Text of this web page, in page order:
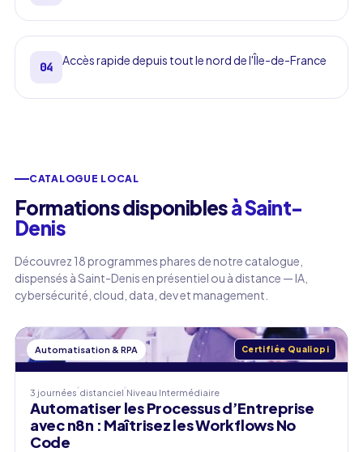
04 Accès rapide depuis tout le nord de l'Île-de-France
CATALOGUE LOCAL
Formations disponiblesà Saint-
Denis
Découvrez 18 programmes phares de notre catalogue,
dispensés à Saint-Denis en présentiel ou à distance — IA,
cybersécurité, cloud, data, dev et management.
Automatisation & RPA Certifiée Qualiopi
3 journées distanciel Niveau Intermédiaire
Automatiser les Processus d’Entreprise
avec n8n : Maîtrisez les Workflows No
Code